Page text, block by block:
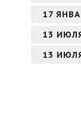
17
13
13